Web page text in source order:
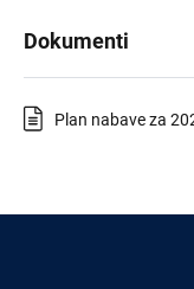
Dokumenti
Plan nabave za